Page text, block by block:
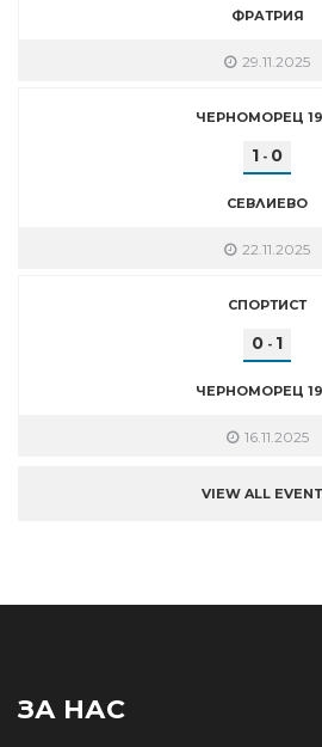
ФРАТРИЯ
29.11.2025
ЧЕРНОМОРЕЦ
1 - 0
СЕВЛИЕВО
22.11.2025
СПОРТИСТ
0 - 1
ЧЕРНОМОРЕЦ
16.11.2025
VIEW ALL
ЗА НАС